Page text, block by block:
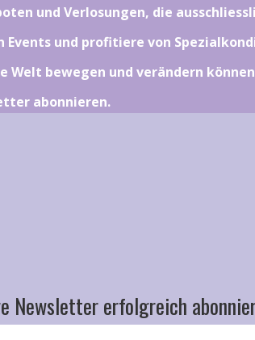
und Verlosungen, die
Events und profitiere von
Welt bewegen und verändern
abonnieren.
Newsletter erfolgreich